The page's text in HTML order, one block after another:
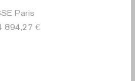
Paris
894,27 €